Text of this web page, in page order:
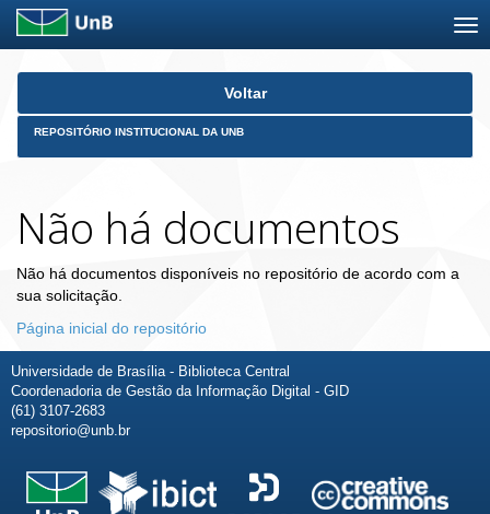
Skip
Voltar
REPOSITÓRIO INSTITUCIONAL DA UNB
Não há documentos
Não há documentos disponíveis no repositório de acordo com a
sua solicitação.
Página inicial do repositório
Universidade de Brasília - Biblioteca Central
Coordenadoria de Gestão da Informação Digital - GID
(61) 3107-2683
repositorio@unb.br